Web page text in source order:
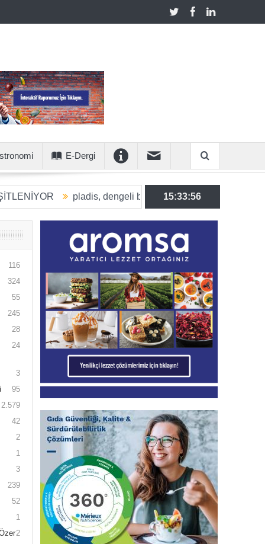
E-Dergi
pladis, dengeli beslenmeye katkı sunan ürün hacmini
15:33:57
116
324
55
245
28
24
3
95
2.579
42
2
1
3
239
52
1
2